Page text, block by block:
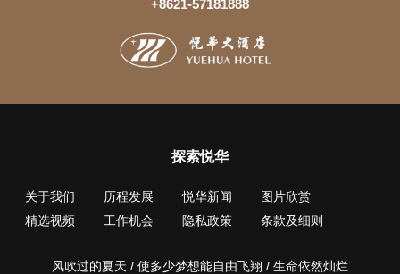
+8621-57181888
探索悦华
关于我们 历程发展 悦华新闻
图片欣赏
精选视频
工作机会 隐私政策 条款及细则
风吹过的夏天 / 使多少梦想能自由飞翔 / 生命依然灿烂